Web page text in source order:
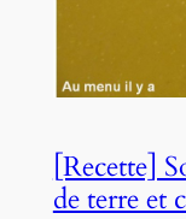
[Recette]
de terre et